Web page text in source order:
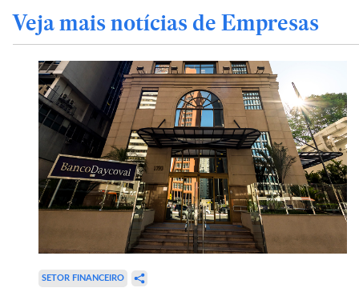
Veja mais notícias de Empresas
SETOR FINANCEIRO